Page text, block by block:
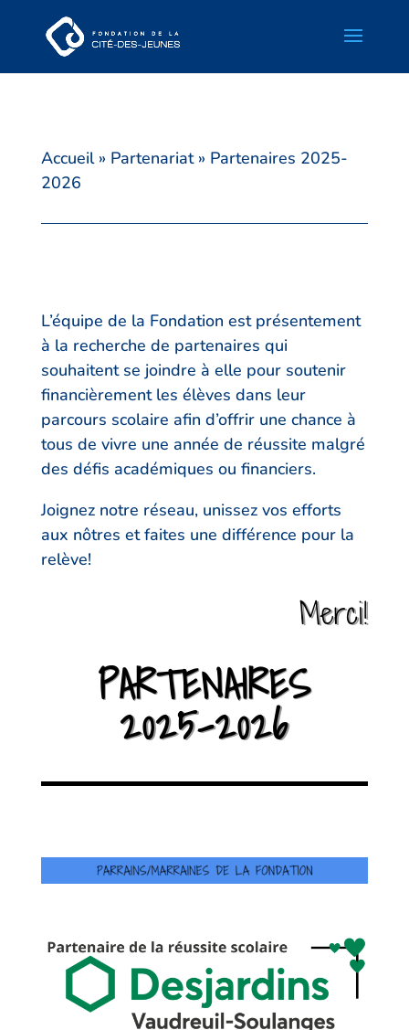
Accueil» Partenariat» Partenaires 2025-
2026
L’équipe de la Fondation est présentement
à la recherche de partenaires qui
souhaitent se joindre à elle pour soutenir
financièrement les élèves dans leur
parcours scolaire afin d’offrir une chance à
tous de vivre une année de réussite malgré
des défis académiques ou financiers.
Joignez notre réseau, unissez vos efforts
aux nôtres et faites une différence pour la
relève!
Merci!
PARTENAIRES
2025-2026